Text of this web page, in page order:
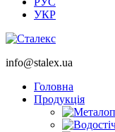
УКР
info@stalex.ua
Головна
Продукція